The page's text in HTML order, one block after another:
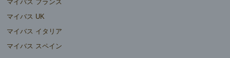
マイバス フランス
マイバス UK
マイバス イタリア
マイバス スペイン